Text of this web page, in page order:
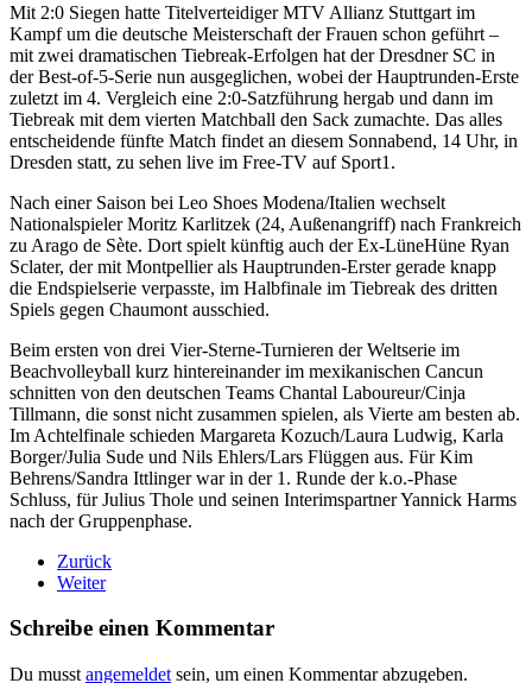
Mit 2:0 Siegen hatte Titelverteidiger MTV Allianz Stuttgart im
Kampf um die deutsche Meisterschaft der Frauen schon geführt –
mit zwei dramatischen Tiebreak-Erfolgen hat der Dresdner SC in
der Best-of-5-Serie nun ausgeglichen, wobei der Hauptrunden-Erste
zuletzt im 4. Vergleich eine 2:0-Satzführung hergab und dann im
Tiebreak mit dem vierten Matchball den Sack zumachte. Das alles
entscheidende fünfte Match findet an diesem Sonnabend, 14 Uhr, in
Dresden statt, zu sehen live im Free-TV auf Sport1.
Nach einer Saison bei Leo Shoes Modena/Italien wechselt
Nationalspieler Moritz Karlitzek (24, Außenangriff) nach Frankreich
zu Arago de Sète. Dort spielt künftig auch der Ex-LüneHüne Ryan
Sclater, der mit Montpellier als Hauptrunden-Erster gerade knapp
die Endspielserie verpasste, im Halbfinale im Tiebreak des dritten
Spiels gegen Chaumont ausschied.
Beim ersten von drei Vier-Sterne-Turnieren der Weltserie im
Beachvolleyball kurz hintereinander im mexikanischen Cancun
schnitten von den deutschen Teams Chantal Laboureur/Cinja
Tillmann, die sonst nicht zusammen spielen, als Vierte am besten ab.
Im Achtelfinale schieden Margareta Kozuch/Laura Ludwig, Karla
Borger/Julia Sude und Nils Ehlers/Lars Flüggen aus. Für Kim
Behrens/Sandra Ittlinger war in der 1. Runde der k.o.-Phase
Schluss, für Julius Thole und seinen Interimspartner Yannick Harms
nach der Gruppenphase.
Zurück
Weiter
Schreibe einen Kommentar
Du musst angemeldet sein, um einen Kommentar abzugeben.